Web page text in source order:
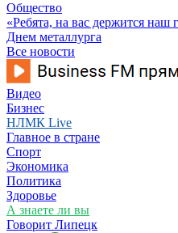
Общество
«Ребята, на вас держится наш
Днем металлурга
Все новости
Видео
Бизнес
НЛМК Live
Главное в стране
Спорт
Экономика
Политика
Здоровье
А знаете ли вы
Говорит Липецк